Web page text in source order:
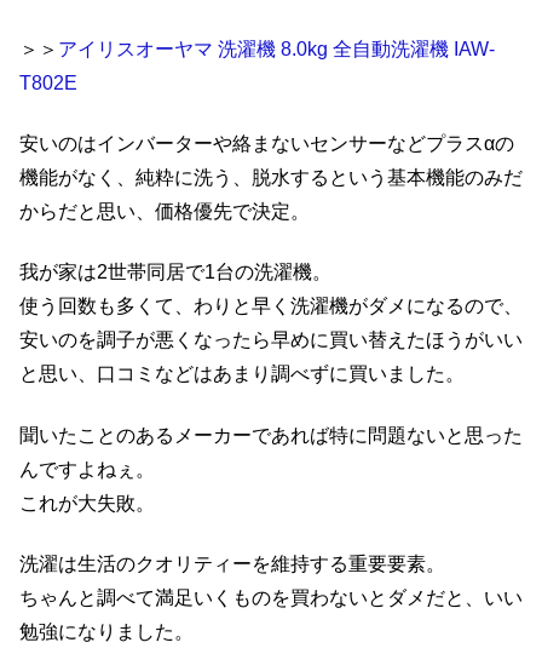
＞＞ アイリスオーヤマ 洗濯機 8.0kg 全自動洗濯機 IAW-
T802E
安いのはインバーターや絡まないセンサーなどプラスαの
機能がなく、純粋に洗う、脱水するという基本機能のみだ
からだと思い、価格優先で決定。
我が家は2世帯同居で1台の洗濯機。
使う回数も多くて、わりと早く洗濯機がダメになるので、
安いのを調子が悪くなったら早めに買い替えたほうがいい
と思い、口コミなどはあまり調べずに買いました。
聞いたことのあるメーカーであれば特に問題ないと思った
んですよねぇ。
これが大失敗。
洗濯は生活のクオリティーを維持する重要要素。
ちゃんと調べて満足いくものを買わないとダメだと、いい
勉強になりました。